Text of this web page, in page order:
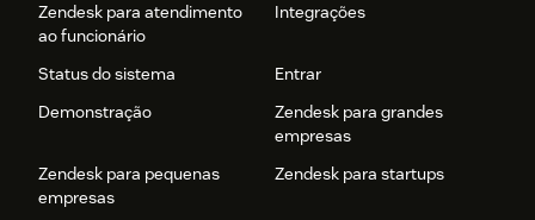
Zendesk para atendimento
ao funcionário
Integrações
Status do sistema
Entrar
Demonstração
Zendesk para grandes
empresas
Zendesk para pequenas
empresas
Zendesk para startups